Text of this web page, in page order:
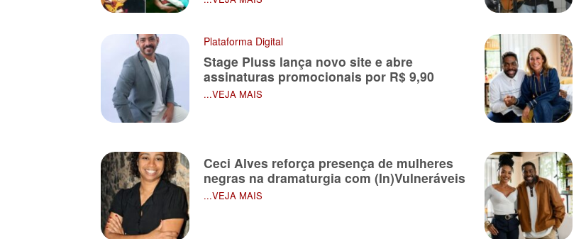
Plataforma Digital
Stage Pluss lança novo site e abre
assinaturas promocionais por R$ 9,90
...VEJA MAIS
Ceci Alves reforça presença de mulheres
negras na dramaturgia com (In)Vulneráveis
...VEJA MAIS